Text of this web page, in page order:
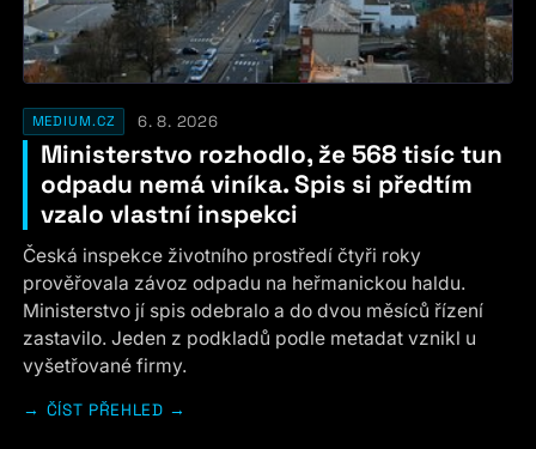
MEDIUM.CZ 6. 8. 2026
Ministerstvo rozhodlo, že 568 tisíc tun
odpadu nemá viníka. Spis si předtím
vzalo vlastní inspekci
Česká inspekce životního prostředí čtyři roky
prověřovala závoz odpadu na heřmanickou haldu.
Ministerstvo jí spis odebralo a do dvou měsíců řízení
zastavilo. Jeden z podkladů podle metadat vznikl u
vyšetřované firmy.
ČÍST PŘEHLED →